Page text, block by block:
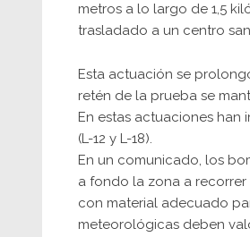
metros a lo largo de 1,5
trasladado a un centro
Esta actuación se
retén de la prueba se
En estas actuaciones han
(L-12 y L-18).
En un comunicado, los
a fondo la zona a
con material adecuado
meteorológicas deben